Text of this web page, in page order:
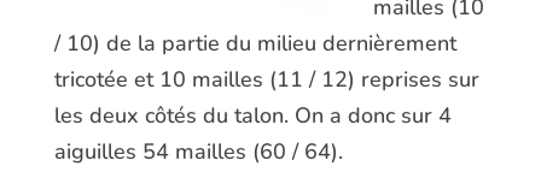
mailles (10
/ 10) de la partie du milieu dernièrement
tricotée et 10 mailles (11 / 12) reprises sur
les deux côtés du talon. On a donc sur 4
aiguilles 54 mailles (60 / 64).